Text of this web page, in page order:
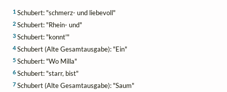
1 Schubert: "schmerz- und liebevoll"
2 Schubert: "Rhein- und"
3 Schubert: "konnt'"
4Schubert (Alte Gesamtausgabe): "Ein"
5 Schubert: "Wo Milla"
6 Schubert: "starr, bist"
7 Schubert (Alte Gesamtausgabe): "Saum"